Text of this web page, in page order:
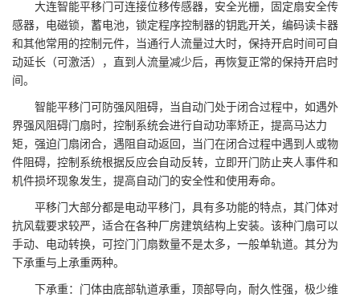
大连智能平移门可连接位移传感器，安全光栅，固定扇安全传
感器，电磁锁，蓄电池，锁定程序控制器的钥匙开关，编码读卡器
和其他常用的控制元件，当通行人流量过大时，保持开启时间可自
动延长（可激活），直到人流量减少后，再恢复正常的保持开启时
间。
智能平移门可防强风阻碍，当自动门处于闭合过程中，如遇外
界强风阻碍门扇时，控制系统会进行自动功率矫正，提高马达力
矩，强迫门扇闭合，遇阻自动返回，当门在闭合过程中遇到人或物
件阻碍，控制系统根据反应会自动反转，立即开门防止夹人事件和
机件损坏现象发生，提高自动门的安全性和使用寿命。
平移门大部分都是电动平移门，具有多功能的特点，其门体对
抗风载要求较严，适合在各种厂房建筑结构上安装。该种门扇可以
手动、电动转换，可控门门扇数量不是太多，一般单轨道。其分为
下承重与上承重两种。
下承重：门体由底部轨道承重，顶部导向，耐久性强，极少维